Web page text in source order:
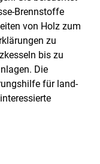
Brennstoffe
von Holz zum
zu
bis zu
Die
für land-